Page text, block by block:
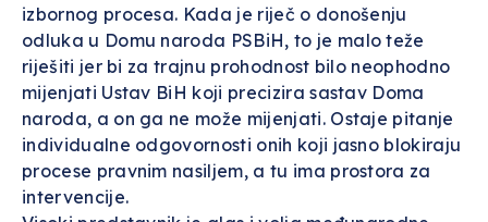
izbornog procesa. Kada je riječ o donošenju
odluka u Domu naroda PSBiH, to je malo teže
riješiti jer bi za trajnu prohodnost bilo neophodno
mijenjati Ustav BiH koji precizira sastav Doma
naroda, a on ga ne može mijenjati. Ostaje pitanje
individualne odgovornosti onih koji jasno blokiraju
procese pravnim nasiljem, a tu ima prostora za
intervencije.